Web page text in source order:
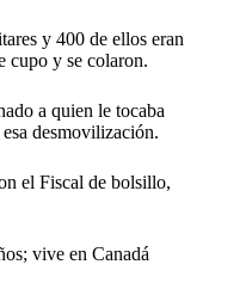
y 400 de ellos eran
cupo y se colaron.
a quien le tocaba
desmovilización.
el Fiscal de bolsillo,
vive en Canadá